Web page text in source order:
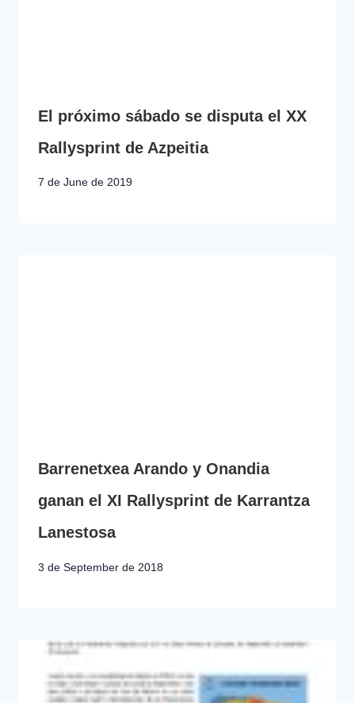
El próximo sábado se disputa el XX
Rallysprint de Azpeitia
7 de June de 2019
Barrenetxea Arando y Onandia
ganan el XI Rallysprint de Karrantza
Lanestosa
3 de September de 2018